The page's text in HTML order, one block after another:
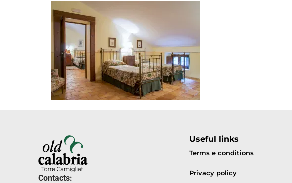
Contacts:
Useful links
Terms e conditions
Privacy policy